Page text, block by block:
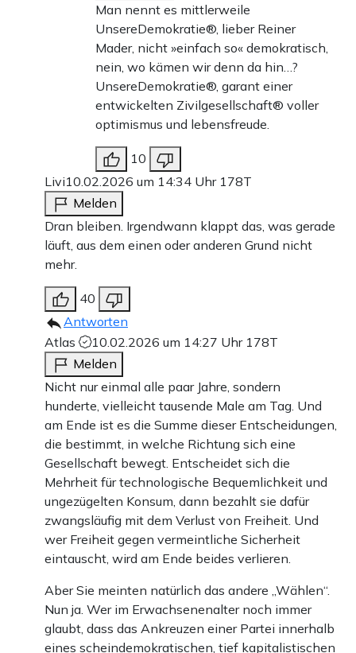
Man nennt es mittlerweile
UnsereDemokratie®, lieber Reiner
Mader, nicht »einfach so« demokratisch,
nein, wo kämen wir denn da hin…?
UnsereDemokratie®, garant einer
entwickelten Zivilgesellschaft® voller
optimismus und lebensfreude.
10
Livi10.02.2026 um 14:34 Uhr 178T
Melden
Dran bleiben. Irgendwann klappt das, was gerade
läuft, aus dem einen oder anderen Grund nicht
mehr.
40
Antworten
Atlas
10.02.2026 um 14:27 Uhr 178T
Melden
Nicht nur einmal alle paar Jahre, sondern
hunderte, vielleicht tausende Male am Tag. Und
am Ende ist es die Summe dieser Entscheidungen,
die bestimmt, in welche Richtung sich eine
Gesellschaft bewegt. Entscheidet sich die
Mehrheit für technologische Bequemlichkeit und
ungezügelten Konsum, dann bezahlt sie dafür
zwangsläufig mit dem Verlust von Freiheit. Und
wer Freiheit gegen vermeintliche Sicherheit
eintauscht, wird am Ende beides verlieren.
Aber Sie meinten natürlich das andere „Wählen“.
Nun ja. Wer im Erwachsenenalter noch immer
glaubt, dass das Ankreuzen einer Partei innerhalb
eines scheindemokratischen, tief kapitalistischen